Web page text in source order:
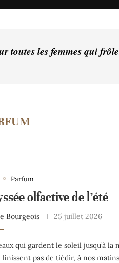
toutes les femmes qui
Parfum
olfactive de l’été
Bourgeois 25 juillet 2026
qui gardent le soleil jusqu’à la
finissent pas de tiédir, à nos